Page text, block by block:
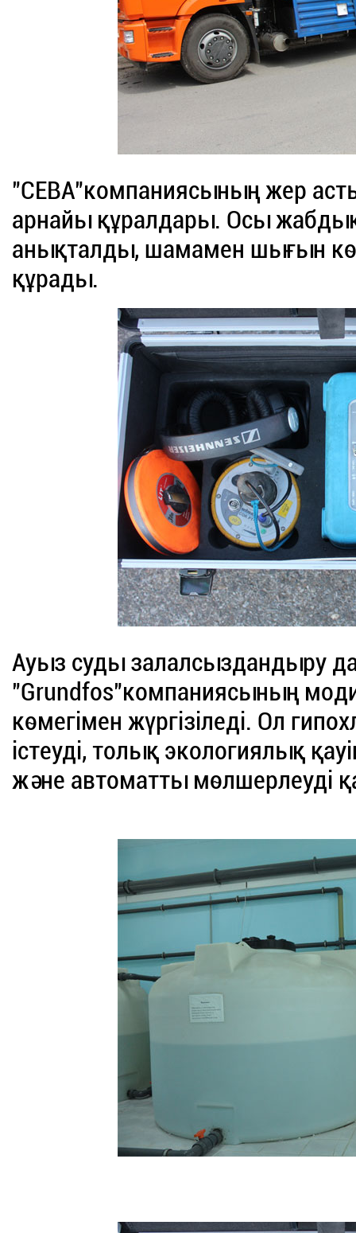
"СЕВА"компаниясының жер
арнайы құралдары. Осы
анықталды, шамамен шығын
құрады.
Ауыз суды залалсыздандыру
"Grundfos"компаниясының
көмегімен жүргізіледі. Ол
істеуді, толық экологиялық
және автоматты мөлшерлеуді